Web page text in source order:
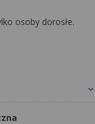
osoby dorosłe.